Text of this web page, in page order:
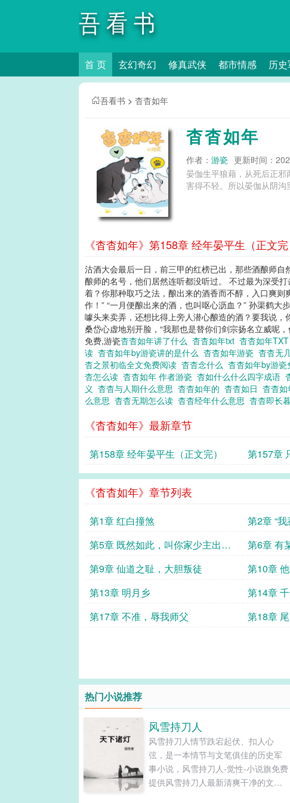
吾看书
首 页 玄幻奇幻 修真武侠 都市情感 历
吾看书 > 杳杳如年
杳杳如年
作者： 游瓷 更新时间：
晏伽生平狼藉，从死后正
《杳杳如年》第158章 经年晏平生（正文完
沽酒大会最后一日，前三甲的红榜已出，那些酒酿师
酿师的名号，他们居然连听都没听过。 不过最为深受
着？你那种取巧之法，酿出来的酒香而不醇，入口爽则
作！” “一月便酿出来的酒，也叫呕心沥血？” 孙渠鹤
噱头来卖弄，还想比得上旁人潜心酿造的酒？要我说
桑岱心虚地别开脸，“我那也是替你们剑宗扬名立威呢
免费,游瓷杳杳如年讲了什么 杳杳如年txt 杳杳如年TXT
读 杳杳如年by游瓷讲的是什么 杳杳如年游瓷 杳杳无
杳之景初临全文免费阅读 杳杳念什么 杳杳如年by游瓷
杳怎么读 杳杳如年 作者游瓷 杳如什么什么四字成语
义 杳杳与人期什么意思 杳杳如年的 杳杳如日 杳杳
么意思 杳杳无期怎么读 杳杳经年什么意思 杳杳即长暮
《杳杳如年》最新章节
第158章 经年晏平生（正文完） 第157章
《杳杳如年》章节列表
第1章 红白撞煞 第2章 “
第5章 既然如此，叫你家少主出来
对质
第6章 有
口
第9章 仙道之耻，大胆叛徒
第10章
第13章 明月乡
第14章
第17章 不准，辱我师父
第18章
热门小说推荐
风雪持刀人
风雪持刀人情节跌宕起伏、扣人心
弦，是一本情节与文笔俱佳的历史军
事小说，风雪持刀人-觉性-小说旗免费
提供风雪持刀人最新清爽干净的文字